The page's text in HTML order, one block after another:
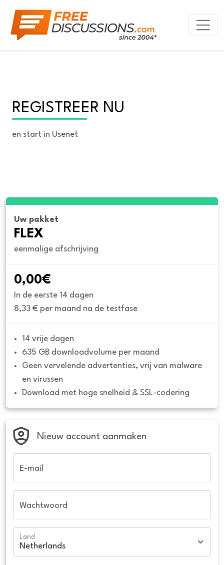
REGISTREER NU
en start in Usenet
Uw pakket
FLEX
eenmalige afschrijving
0,00€
In de eerste 14 dagen
8,33 € per maand na de testfase
14 vrije dagen
635 GB downloadvolume per maand
Geen vervelende advertenties, vrij van malware
en virussen
Download met hoge snelheid & SSL-codering
Nieuw account aanmaken
E-mail
Wachtwoord
Land